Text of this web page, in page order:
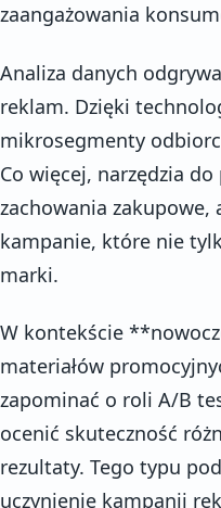
zaangażowania
Analiza danych
reklam. Dzięki
mikrosegmenty
Co więcej, narzędzia
zachowania
kampanie, które nie
marki.
W kontekście
materiałów
zapominać o roli A/B
ocenić skuteczność
rezultaty. Tego typu
uczynienie kampanii